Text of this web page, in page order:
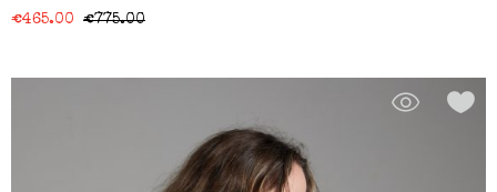
€465.00 €775.00